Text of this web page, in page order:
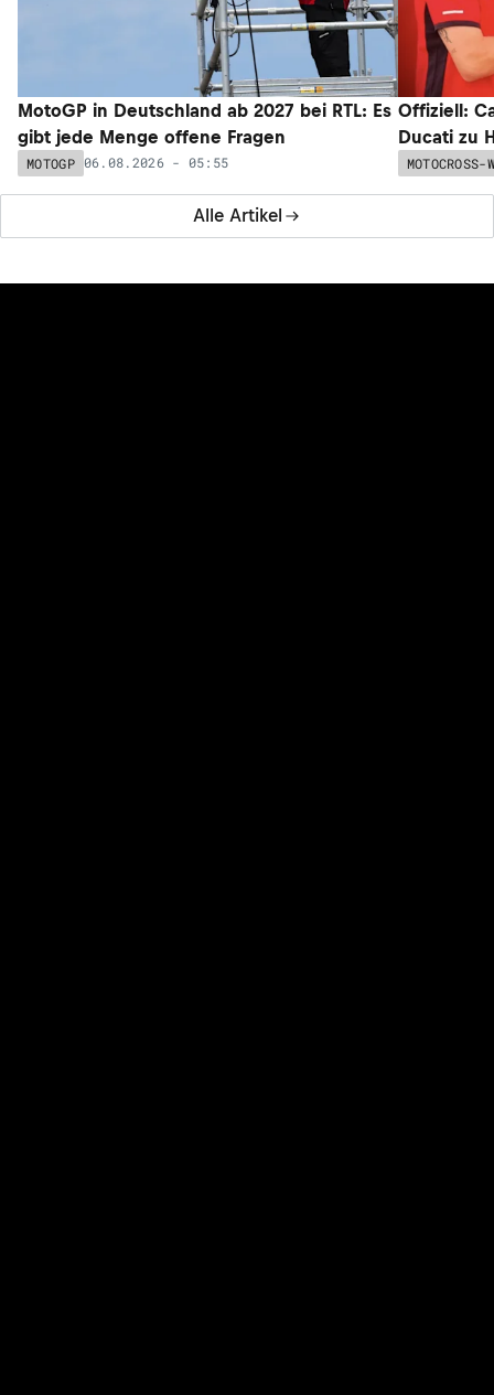
Alle Artikel
MotoGP in Deutschland ab 2027 bei RTL: Es
gibt jede Menge offene Fragen
MOTOGP 06.08.2026 - 05:55
Offiziell:
Ducati zu
MOTOCROSS-